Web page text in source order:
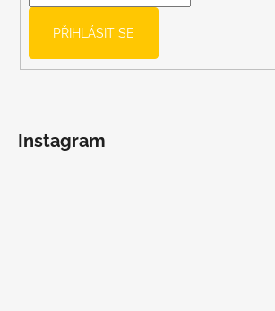
PŘIHLÁSIT SE
Instagram